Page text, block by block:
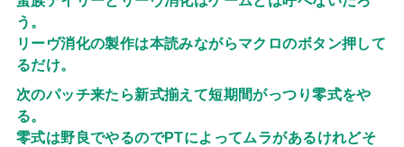
う。
リーヴ消化の製作は本読みながらマクロのボタン押して
るだけ。
次のパッチ来たら新式揃えて短期間がっつり零式をや
る。
零式は野良でやるのでPTによってムラがあるけれどそ